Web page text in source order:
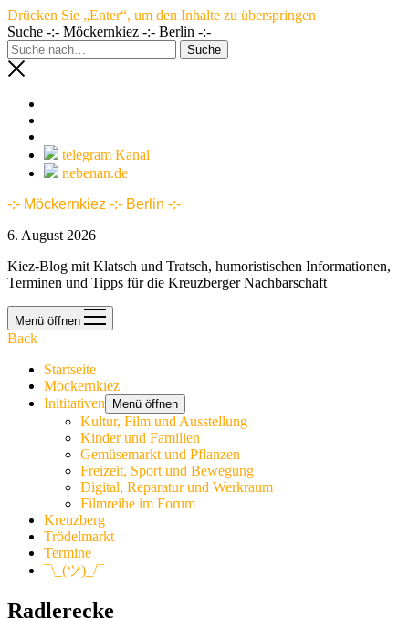
Drücken Sie „Enter“, um den Inhalte zu überspringen
Suche -:- Möckernkiez -:- Berlin -:-
telegram Kanal
nebenan.de
-:- Möckernkiez -:- Berlin -:-
6. August 2026
Kiez-Blog mit Klatsch und Tratsch, humoristischen Informationen,
Terminen und Tipps für die Kreuzberger Nachbarschaft
Menü öffnen
Back
Startseite
Möckernkiez
Inititativen
Menü öffnen
Kultur, Film und Ausstellung
Kinder und Familien
Gemüsemarkt und Pflanzen
Freizeit, Sport und Bewegung
Digital, Reparatur und Werkraum
Filmreihe im Forum
Kreuzberg
Trödelmarkt
Termine
¯\_(ツ)_/¯
Radlerecke